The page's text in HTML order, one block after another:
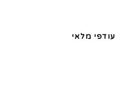
עודפי מלאי